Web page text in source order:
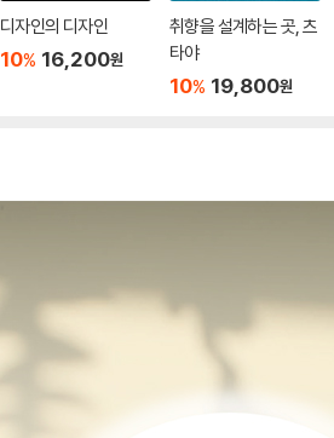
디자인의 디자인
10% 16,200원
취향을 설계하는 곳, 츠
타야
10% 19,800원